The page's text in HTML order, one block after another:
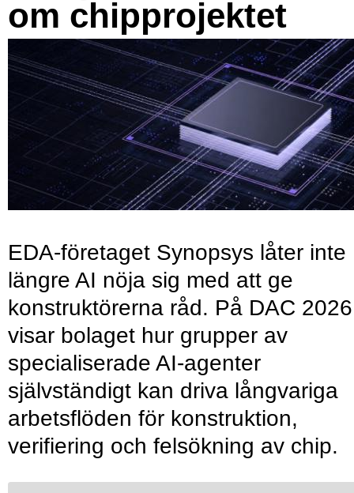
om chipprojektet
EDA-företaget Synopsys låter inte
längre AI nöja sig med att ge
konstruktörerna råd. På DAC 2026
visar bolaget hur grupper av
specialiserade AI-agenter
självständigt kan driva långvariga
arbetsflöden för konstruktion,
verifiering och felsökning av chip.